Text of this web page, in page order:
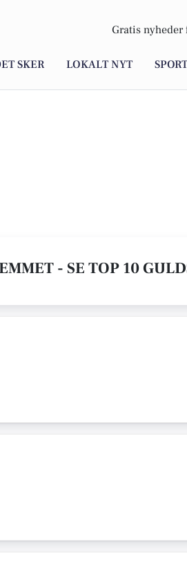
Gratis nyheder
SKER LOKALT NYT SPORT
- SE TOP 10